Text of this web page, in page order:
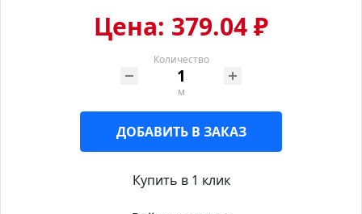
Цена: 379.04 ₽
Количество
м
ДОБАВИТЬ В ЗАКАЗ
Купить в 1 клик